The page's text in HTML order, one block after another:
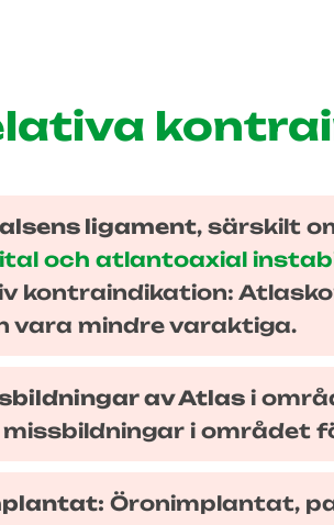
ligament, särskilt
och atlantoaxial
kontraindikation:
vara mindre varaktiga.
av Atlas i
missbildningar i området
Öronimplantat,